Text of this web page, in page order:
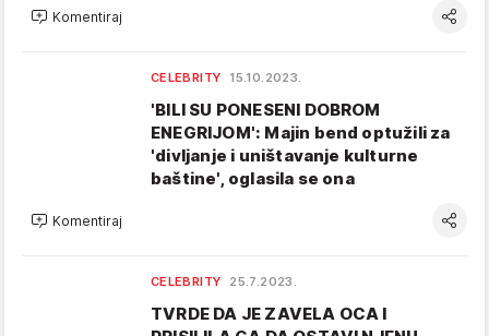
Komentiraj
CELEBRITY 15.10.2023.
'BILI SU PONESENI DOBROM
ENEGRIJOM': Majin bend optužili za
'divljanje i uništavanje kulturne
baštine', oglasila se ona
Komentiraj
CELEBRITY 25.7.2023.
TVRDE DA JE ZAVELA OCA I